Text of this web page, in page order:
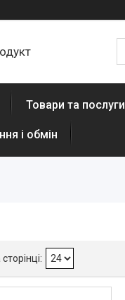
Товари та послуги
і обмін